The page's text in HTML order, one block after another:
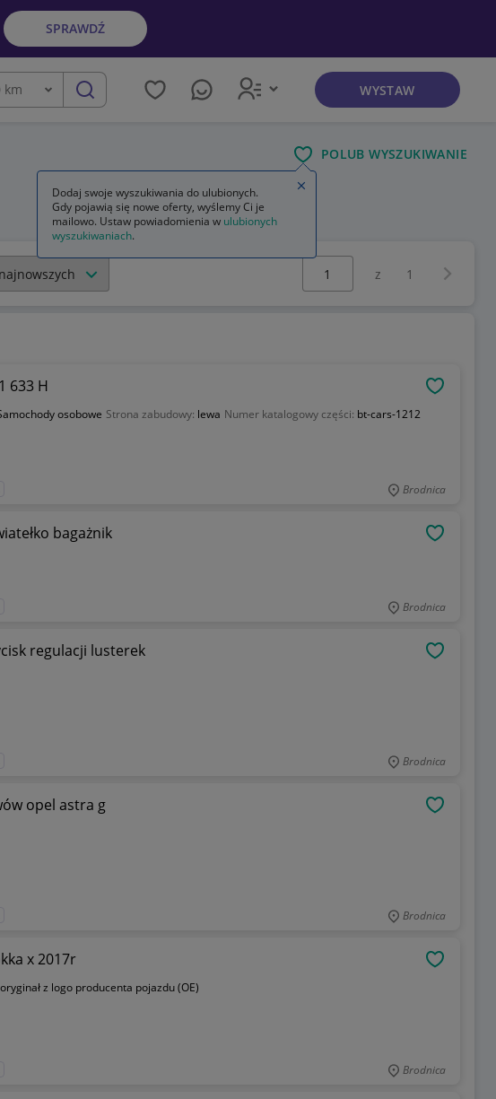
SPRAWDŹ
km szukaj WYSTAW
POLUB WYSZUKIWANIE
Wybierz stronę:
z 1
633 H
osobowe Strona zabudowy: lewa Numer katalogowy części: bt-cars-1212
Brodnica
światełko bagażnik
Brodnica
regulacji lusterek
Brodnica
opel astra g
Brodnica
x 2017r
z logo producenta pojazdu (OE)
Brodnica
Dodaj swoje wyszukiwania do ulubionych.
Gdy pojawią się nowe oferty, wyślemy Ci je
mailowo. Ustaw powiadomienia w ulubionych
wyszukiwaniach.
Zamknij wskazówkę